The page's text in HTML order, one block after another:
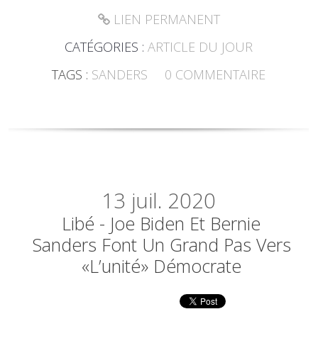
LIEN PERMANENT
CATÉGORIES :ARTICLE DU JOUR
TAGS : SANDERS 0 COMMENTAIRE
13 juil. 2020
Libé - Joe Biden Et Bernie
Sanders Font Un Grand Pas Vers
«l’unité» Démocrate